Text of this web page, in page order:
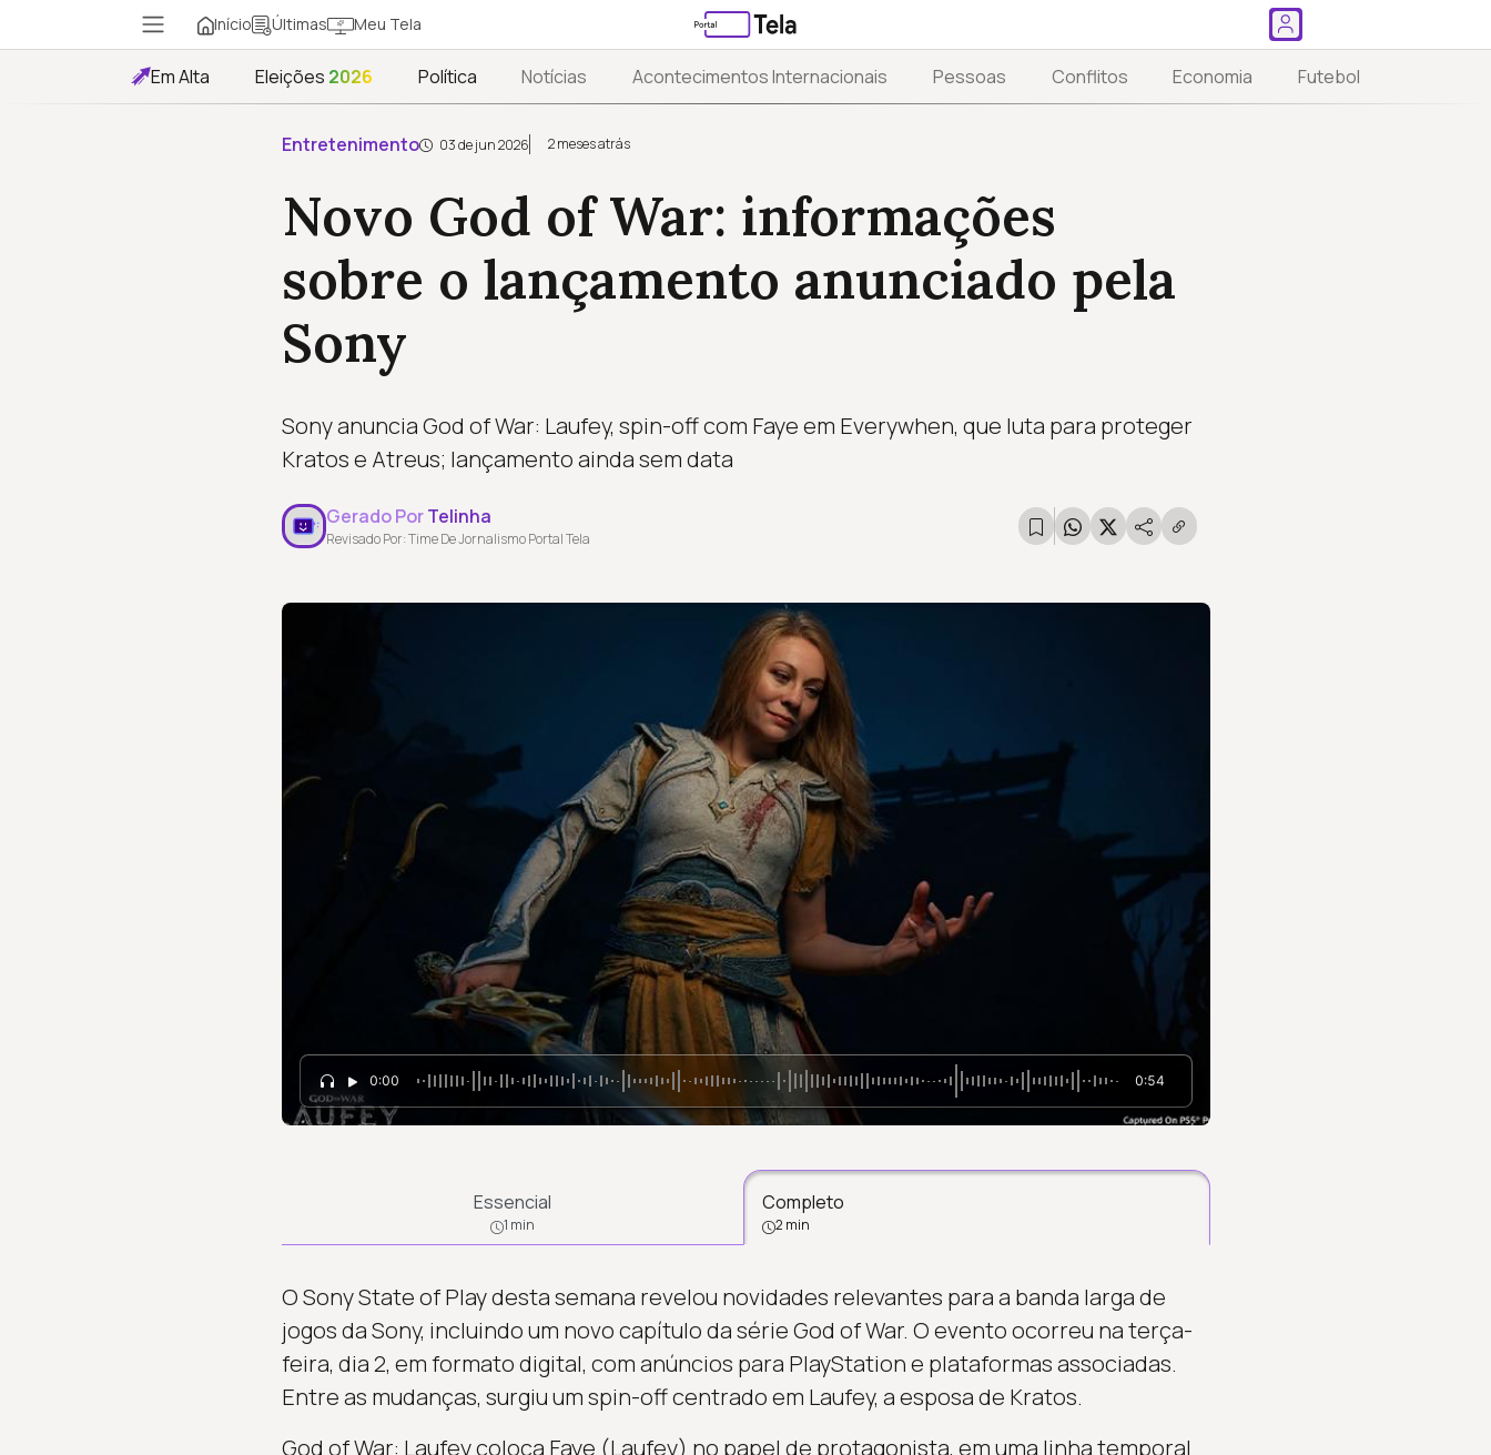
Início Últimas Meu Tela
Em Alta Eleições 2026 Política Notícias Acontecimentos Internacionais Pessoas Conflitos Economia Futebol
Entretenimento 03 de jun 2026 2 meses atrás
Novo God of War: informações
sobre o lançamento anunciado pela
Sony
Sony anuncia God of War: Laufey, spin-off com Faye em Everywhen, que luta para proteger
Kratos e Atreus; lançamento ainda sem data
Gerado PorTelinha
Revisado Por: Time De Jornalismo Portal Tela
0:00 0:54
Essencial
1 min
Completo
2 min
O Sony State of Play desta semana revelou novidades relevantes para a banda larga de
jogos da Sony, incluindo um novo capítulo da série God of War. O evento ocorreu na terça-
feira, dia 2, em formato digital, com anúncios para PlayStation e plataformas associadas.
Entre as mudanças, surgiu um spin-off centrado em Laufey, a esposa de Kratos.
God of War: Laufey coloca Faye (Laufey) no papel de protagonista, em uma linha temporal